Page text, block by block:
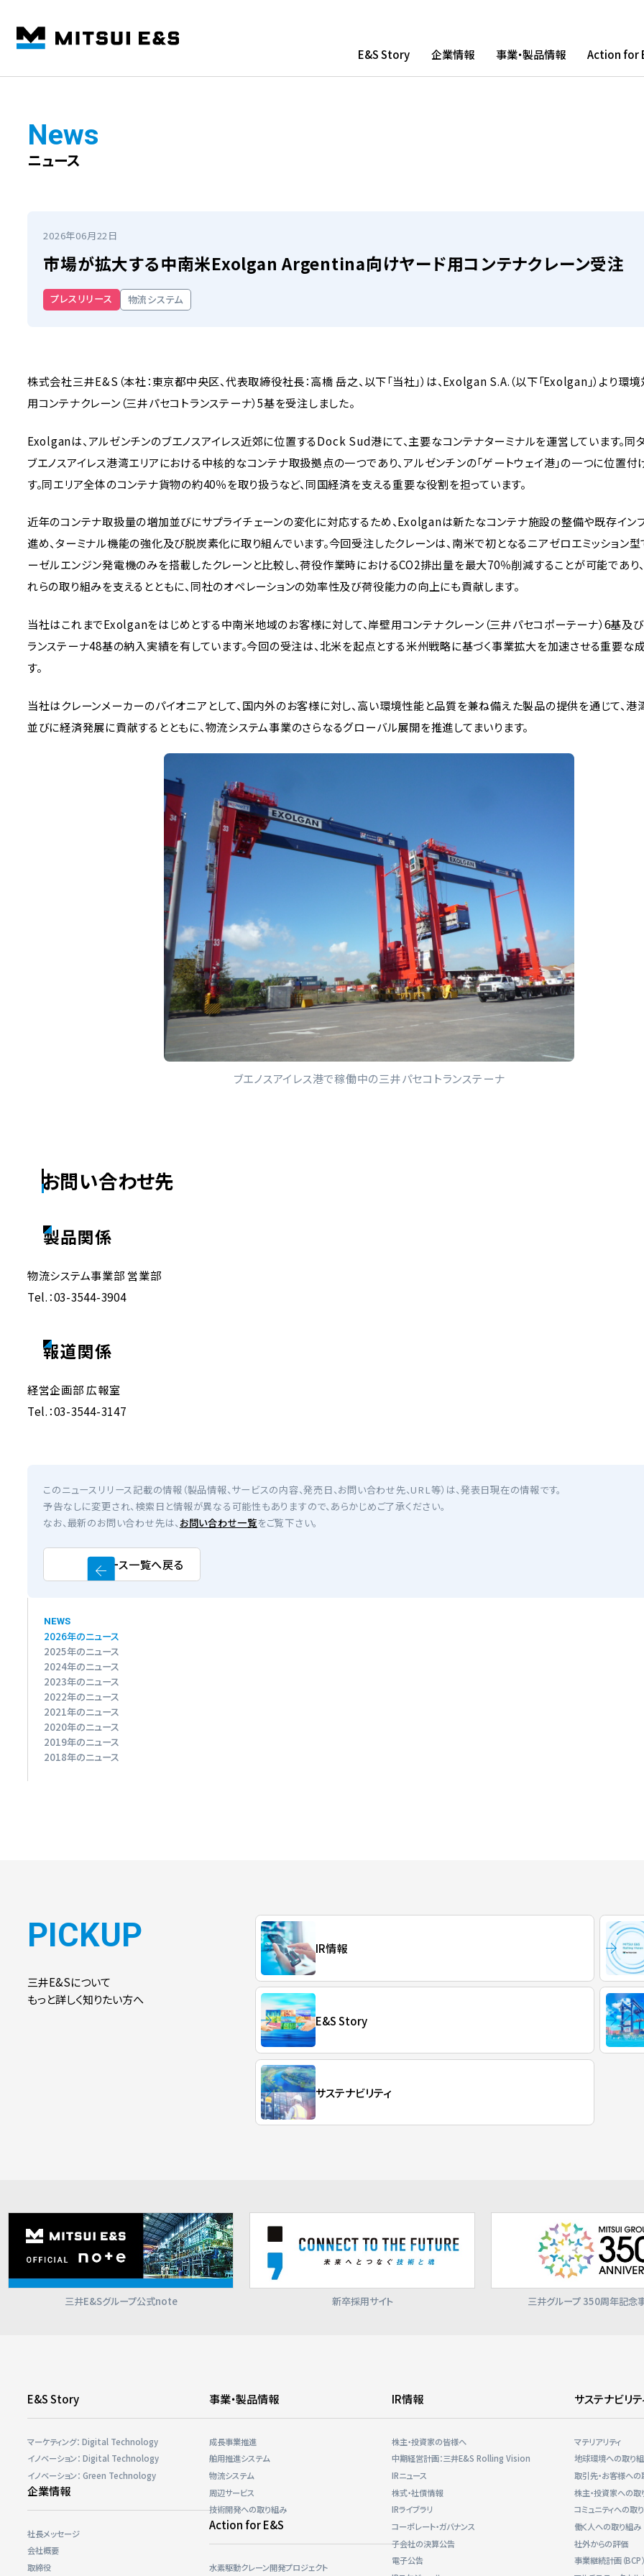
E&S Story 企業情報 事業・製品情報 Action for
News
ニュース
2026年06月22日
市場が拡大する中南米Exolgan Argentina向けヤード用コンテナクレーン受注
プレスリリース 物流システム
株式会社三井E&S（本社：東京都中央区、代表取締役社長：高橋 岳之、以下「当社」）は、Exolgan S.A.（以下「Exolgan」）より環
用コンテナクレーン（三井パセコトランステーナ）5基を受注しました。
Exolganは、アルゼンチンのブエノスアイレス近郊に位置するDock Sud港にて、主要なコンテナターミナルを運営しています。同タ
ブエノスアイレス港湾エリアにおける中核的なコンテナ取扱拠点の一つであり、アルゼンチンの「ゲートウェイ港」の一つに位置付
す。同エリア全体のコンテナ貨物の約40％を取り扱うなど、同国経済を支える重要な役割を担っています。
近年のコンテナ取扱量の増加並びにサプライチェーンの変化に対応するため、Exolganは新たなコンテナ施設の整備や既存イン
進め、ターミナル機能の強化及び脱炭素化に取り組んでいます。今回受注したクレーンは、南米で初となるニアゼロエミッション型
ーゼルエンジン発電機のみを搭載したクレーンと比較し、荷役作業時におけるCO2排出量を最大70％削減することが可能であり
れらの取り組みを支えるとともに、同社のオペレーションの効率性及び荷役能力の向上にも貢献します。
当社はこれまでExolganをはじめとする中南米地域のお客様に対して、岸壁用コンテナクレーン（三井パセコポーテーナ）6基及
ランステーナ48基の納入実績を有しています。今回の受注は、北米を起点とする米州戦略に基づく事業拡大を加速させる重要な
す。
当社はクレーンメーカーのパイオニアとして、国内外のお客様に対し、高い環境性能と品質を兼ね備えた製品の提供を通じて、
並びに経済発展に貢献するとともに、物流システム事業のさらなるグローバル展開を推進してまいります。
ブエノスアイレス港で稼働中の三井パセコトランステーナ
お問い合わせ先
製品関係
物流システム事業部 営業部
Tel.：03-3544-3904
報道関係
経営企画部 広報室
Tel.：03-3544-3147
このニュースリリース記載の情報（製品情報、サービスの内容、発売日、お問い合わせ先、URL等）は、発表日現在の情報です。
予告なしに変更され、検索日と情報が異なる可能性もありますので、あらかじめご了承ください。
なお、最新のお問い合わせ先は、 お問い合わせ一覧をご覧下さい。
ニュース一覧へ戻る
NEWS
2026年のニュース
2025年のニュース
2024年のニュース
2023年のニュース
2022年のニュース
2021年のニュース
2020年のニュース
2019年のニュース
2018年のニュース
PICKUP
三井E&Sについて
もっと詳しく知りたい方へ
IR情報
E&S Story
サステナビリティ
三井E&Sグループ公式note 新卒採用サイト 三井グループ 350周年記念
E&S Story
マーケティング： Digital Technology
イノベーション： Digital Technology
イノベーション： Green Technology
企業情報
社長メッセージ
会社概要
取締役
事業・製品情報
成長事業推進
舶用推進システム
物流システム
周辺サービス
技術開発への取り組み
Action for E&S
⽔素駆動クレーン開発プロジェクト
IR情報
株主・投資家の皆様へ
中期経営計画：三井E&S Rolling Vision
IRニュース
株式・社債情報
IRライブラリ
コーポレート・ガバナンス
子会社の決算公告
電子公告
サステナビリテ
マテリアリティ
地球環境への取り
取引先・お客様への
株主・投資家への取
コミュニティへの取
働く人への取り組み
社外からの評価
事業継続計画（BCP）